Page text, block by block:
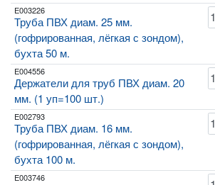
E003226
Труба ПВХ диам. 25 мм.
(гофрированная, лёгкая с зондом),
бухта 50 м.
E004556
Держатели для труб ПВХ диам. 20
мм. (1 уп=100 шт.)
E002793
Труба ПВХ диам. 16 мм.
(гофрированная, лёгкая с зондом),
бухта 100 м.
E003746